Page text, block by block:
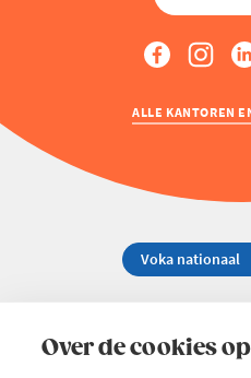
Over de cookies
ALLE KANTOREN
02 229 81 11